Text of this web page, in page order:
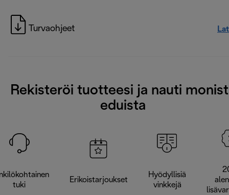
Turvaohjeet
Rekisteröi tuotteesi ja nauti
eduista
tuki
Erikoistarjoukset
Hyödyllisiä
vinkkejä